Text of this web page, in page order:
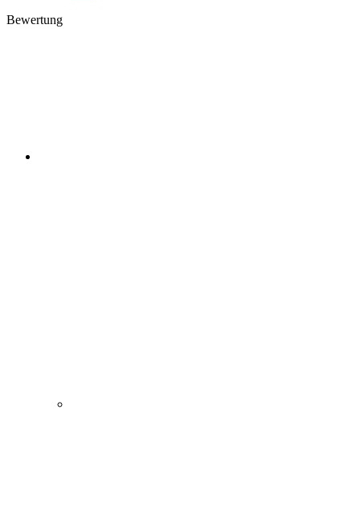
Bewertung